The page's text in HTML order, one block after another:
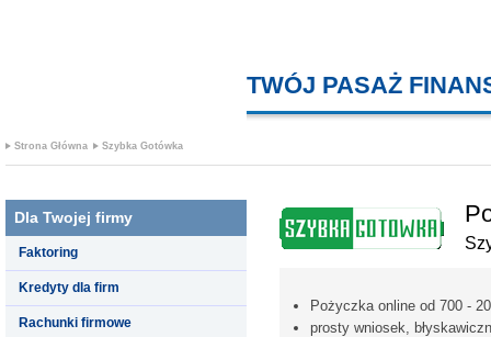
TWÓJ PASAŻ
Strona Główna Szybka Gotówka
Dla Twojej firmy
Faktoring
Kredyty dla firm
Rachunki firmowe
Pożyczka online od 700 -
prosty wniosek,